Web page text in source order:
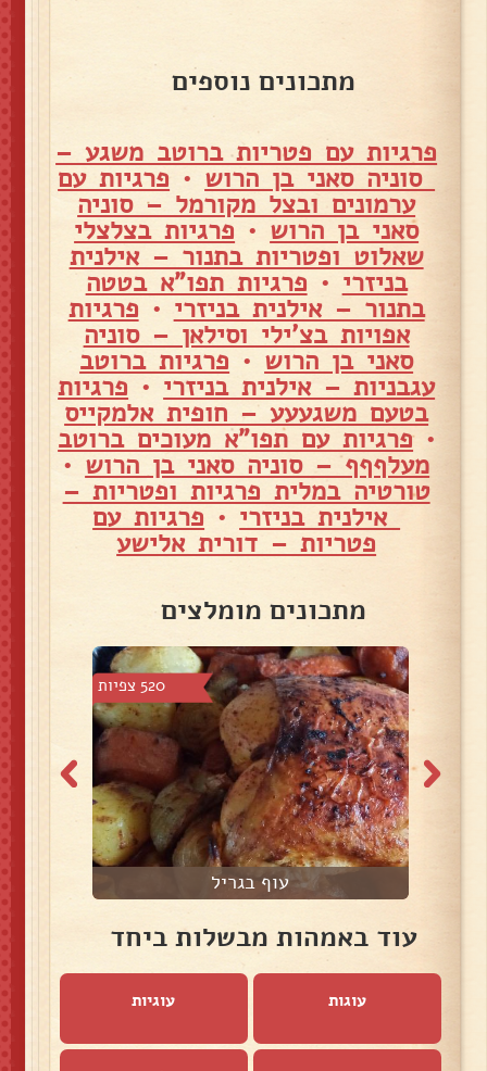
מתכונים נוספים
פרגיות עם פטריות ברוטב משגע –
סוניה סאני בן הרוש • פרגיות עם
ערמונים ובצל מקורמל – סוניה
סאני בן הרוש • פרגיות בצלצלי
שאלוט ופטריות בתנור – אילנית
בניזרי • פרגיות תפו"א בטטה
בתנור – אילנית בניזרי • פרגיות
אפויות בצ'ילי וסילאן – סוניה
סאני בן הרוש • פרגיות ברוטב
עגבניות – אילנית בניזרי • פרגיות
בטעם משגעעע – חופית אלמקייס
•פרגיות עם תפו"א מעוכים ברוטב
מעלףףף – סוניה סאני בן הרוש •
טורטיה במלית פרגיות ופטריות –
אילנית בניזרי • פרגיות עם
פטריות – דורית אלישע
מתכונים מומלצים
520 צפיות
עוף בגריל
עוד באמהות מבשלות ביחד
עוגות עוגיות